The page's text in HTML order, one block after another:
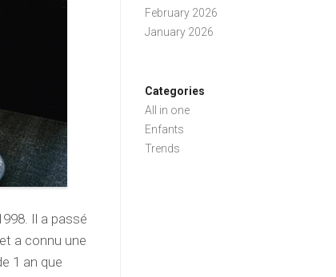
Il a passé
a connu une
1 an que
February 2026
January 2026
Categories
All in one
Enfants
Trends